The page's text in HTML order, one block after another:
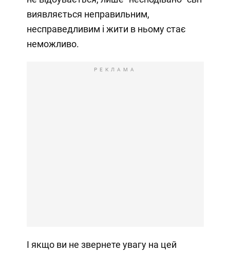
виявляється неправильним,
несправедливим і жити в ньому стає
неможливо.
РЕКЛАМА
І якщо ви не звернете увагу на цей